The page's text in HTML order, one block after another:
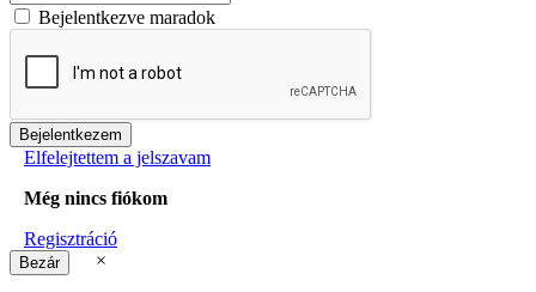
Bejelentkezve maradok
Elfelejtettem a jelszavam
Még nincs fiókom
Regisztráció
×